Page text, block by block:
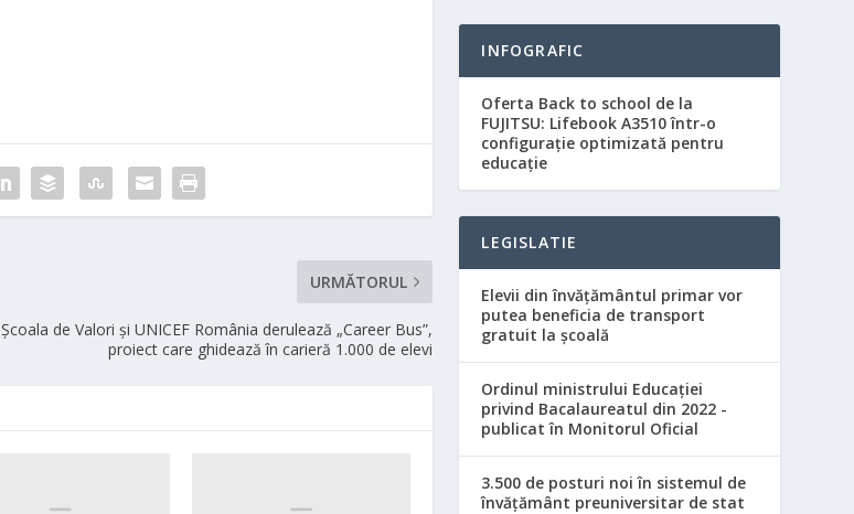
URMĂTORUL
Școala de Valori și UNICEF România derulează „Career Bus”,
proiect care ghidează în carieră 1.000 de elevi
INFOGRAFIC
Oferta Back to school de la
FUJITSU: Lifebook A3510 într-o
configurație optimizată pentru
educație
LEGISLATIE
Elevii din învăţământul primar vor
putea beneficia de transport
gratuit la şcoală
Ordinul ministrului Educaţiei
privind Bacalaureatul din 2022 -
publicat în Monitorul Oficial
3.500 de posturi noi în sistemul de
învățământ preuniversitar de stat